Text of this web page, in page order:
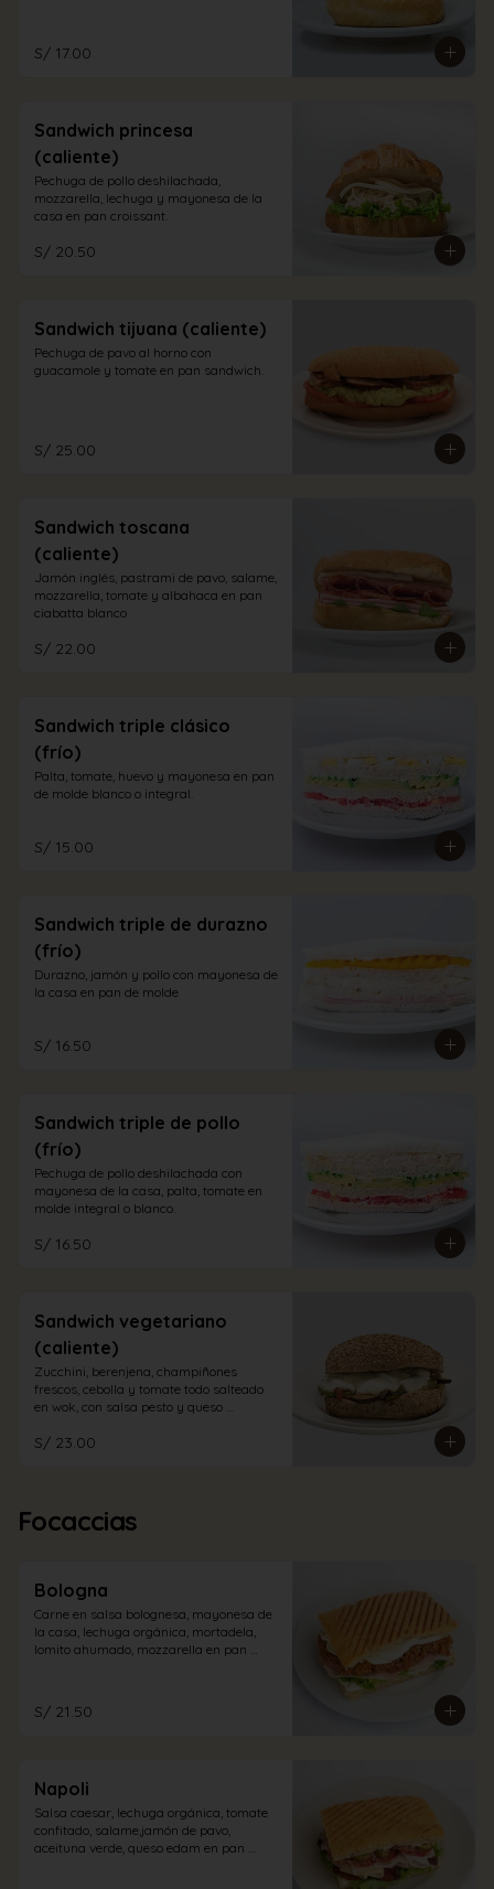
S/ 17.00
Sandwich princesa
(caliente)
Pechuga de pollo deshilachada,
mozzarella, lechuga y mayonesa de la
casa en pan croissant.
S/ 20.50
Sandwich tijuana (caliente)
Pechuga de pavo al horno con
guacamole y tomate en pan sandwich.
S/ 25.00
Sandwich toscana
(caliente)
Jamón inglés, pastrami de pavo, salame,
mozzarella, tomate y albahaca en pan
ciabatta blanco
S/ 22.00
Sandwich triple clásico
(frío)
Palta, tomate, huevo y mayonesa en pan
de molde blanco o integral.
S/ 15.00
Sandwich triple de durazno
(frío)
Durazno, jamón y pollo con mayonesa de
la casa en pan de molde
S/ 16.50
Sandwich triple de pollo
(frío)
Pechuga de pollo deshilachada con
mayonesa de la casa, palta, tomate en
molde integral o blanco.
S/ 16.50
Sandwich vegetariano
(caliente)
Zucchini, berenjena, champiñones
frescos, cebolla y tomate todo salteado
en wok, con salsa pesto y queso
S/ 23.00
Focaccias
Bologna
Carne en salsa bolognesa, mayonesa de
la casa, lechuga orgánica, mortadela,
lomito ahumado, mozzarella en pan
S/ 21.50
Napoli
Salsa caesar, lechuga orgánica, tomate
confitado, salame,jamón de pavo,
aceituna verde, queso edam en pan